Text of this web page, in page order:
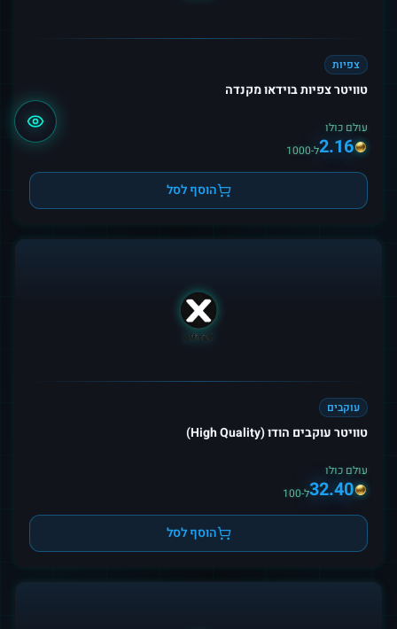
צפיות
טוויטר צפיות בוידאו מקנדה
עולם כולו
2.16ל-1000
הוסף לסל
עוקבים
טוויטר עוקבים הודו (High Quality)
עולם כולו
32.40ל-100
הוסף לסל